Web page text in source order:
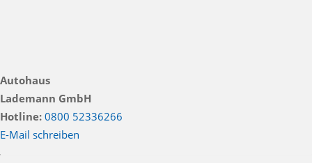
Autohaus
Lademann GmbH
Hotline: 0800 52336266
E-Mail schreiben